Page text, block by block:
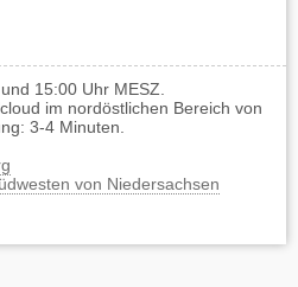
15:00 Uhr MESZ.
im nordöstlichen Bereich von
3-4 Minuten.
von Niedersachsen